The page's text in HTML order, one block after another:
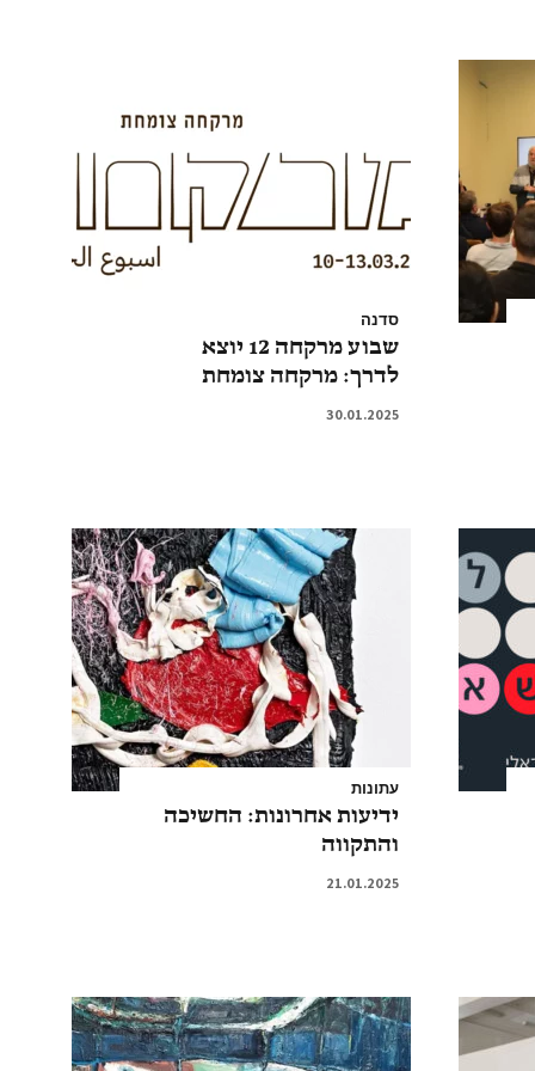
סדנה
שבוע מרקחה 12 יוצא
לדרך: מרקחה צומחת
30.01.2025
עתונות
ידיעות אחרונות: החשיכה
והתקווה
21.01.2025